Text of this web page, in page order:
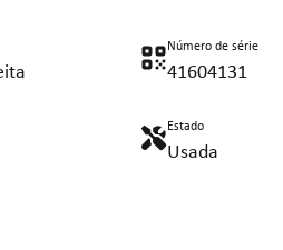
Número de série
41604131
Estado
Usada